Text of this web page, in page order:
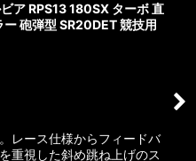
ア RPS13 180SX ターボ 直
砲弾型 SR20DET 競技用
レース仕様からフィードバ
重視した斜め跳ね上げのス